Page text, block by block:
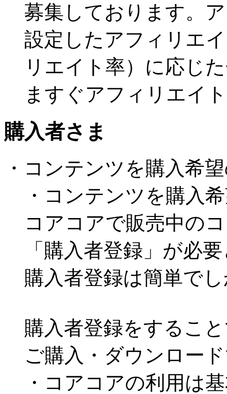
募集しております。
設定したアフィリエ
リエイト率）に応じ
ますぐアフィリエイ
購入者さま
・コンテンツを購入希
・コンテンツを購入
コアコアで販売中の
「購入者登録」が必
購入者登録は簡単で
購入者登録をするこ
ご購入・ダウンロー
・コアコアの利用は